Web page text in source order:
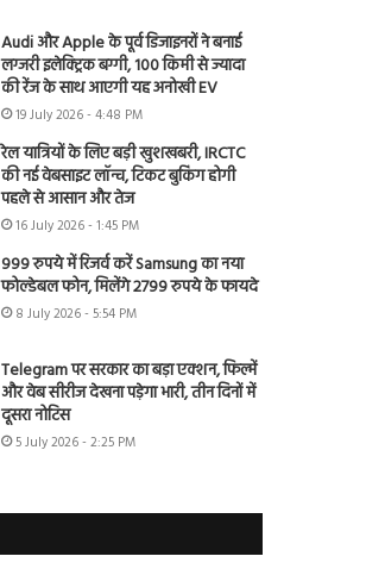
Audi और Apple के पूर्व डिजाइनरों ने बनाई
लग्जरी इलेक्ट्रिक बग्गी, 100 किमी से ज्यादा
की रेंज के साथ आएगी यह अनोखी EV
19 July 2026 - 4:48 PM
रेल यात्रियों के लिए बड़ी खुशखबरी, IRCTC
की नई वेबसाइट लॉन्च, टिकट बुकिंग होगी
पहले से आसान और तेज
16 July 2026 - 1:45 PM
999 रुपये में रिजर्व करें Samsung का नया
फोल्डेबल फोन, मिलेंगे 2799 रुपये के फायदे
8 July 2026 - 5:54 PM
Telegram पर सरकार का बड़ा एक्शन, फिल्में
और वेब सीरीज देखना पड़ेगा भारी, तीन दिनों में
दूसरा नोटिस
5 July 2026 - 2:25 PM